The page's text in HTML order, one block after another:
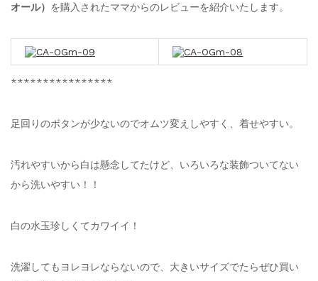
オール） を購入されたママからのレビューを紹介いたします。
****************
足回りのボタンが少ないのでオムツ変えしやすく、着せやすい。
汚れやすいから白は懸念してたけど、いろいろな装飾ついてない
から洗いやすい！！
白の水玉珍しくてカワイイ！
洗濯してもヨレヨレならないので、大きいサイズでたらぜひ買い